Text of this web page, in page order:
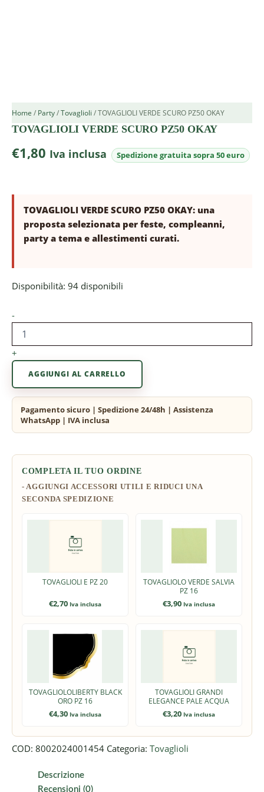
Home / Party/Tovaglioli / TOVAGLIOLI VERDE SCURO PZ50 OKAY
TOVAGLIOLI VERDE SCURO PZ50 OKAY
€1,80 Iva inclusa
TOVAGLIOLI VERDE SCURO PZ50 OKAY: una
proposta selezionata per feste, compleanni,
party a tema e allestimenti curati.
Disponibilità: 94 disponibili
-
+
AGGIUNGI AL CARRELLO
COMPLETA IL TUO ORDINE
TOVAGLIOLI E PZ 20
€2,70 Iva inclusa
TOVAGLIOLO VERDE SALVIA
PZ 16
€3,90 Iva inclusa
TOVAGLIOLOLIBERTY BLACK
ORO PZ 16
€4,30 Iva inclusa
TOVAGLIOLI GRANDI
ELEGANCE PALE ACQUA
€3,20 Iva inclusa
COD: 8002024001454 Categoria: Tovaglioli
Descrizione
Recensioni (0)